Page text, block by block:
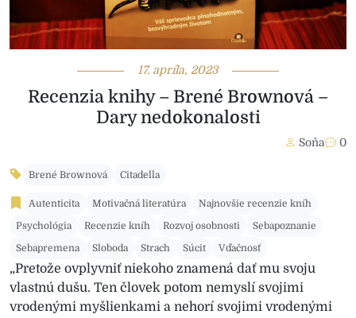
17. apríla, 2023
Recenzia knihy – Brené Brownová –
Dary nedokonalosti
Soňa 0
Brené Brownová Citadella
Autenticita Motivačná literatúra
Najnovšie recenzie kníh
Psychológia
Recenzie kníh Rozvoj osobnosti
Sebapoznanie
Sebapremena
Sloboda Strach Súcit Vďačnosť
„Pretože ovplyvniť niekoho znamená dať mu svoju
vlastnú dušu. Ten človek potom nemyslí svojimi
vrodenými myšlienkami a nehorí svojimi vrodenými